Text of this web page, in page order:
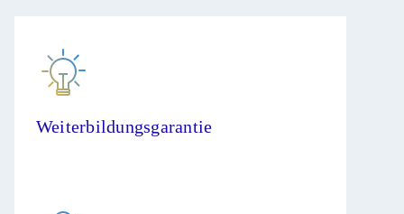
Weiterbildungsgarantie